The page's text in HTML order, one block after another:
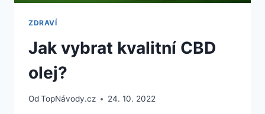
ZDRAVÍ
Jak vybrat kvalitní CBD
olej?
OdTopNávody.cz 24. 10. 2022